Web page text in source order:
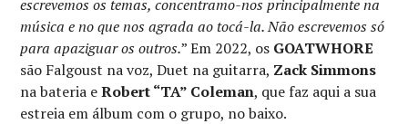
escrevemos os temas, concentramo-nos principalmente na
música e no que nos agrada ao tocá-la. Não escrevemos só
para apaziguar os outros.” Em 2022, os GOATWHORE
são Falgoust na voz, Duet na guitarra, Zack Simmons
na bateria eRobert “TA” Coleman, que faz aqui a sua
estreia em álbum com o grupo, no baixo.